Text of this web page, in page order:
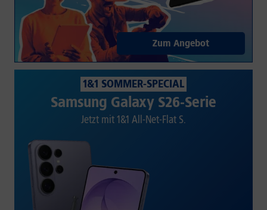
Zum Angebot
1&1 SOMMER-SPECIAL
Samsung Galaxy S26-Serie
Jetzt mit 1&1 All-Net-Flat S.